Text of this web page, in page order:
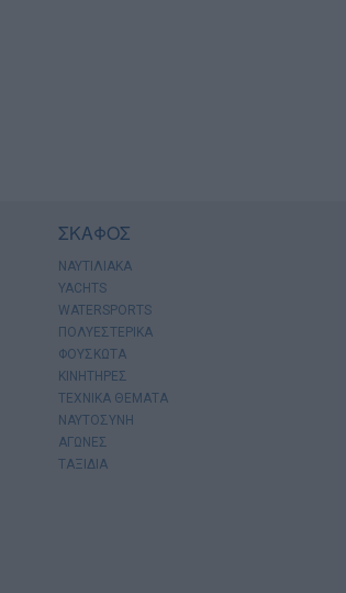
ΣΚΑΦΟΣ
ΝΑΥΤΙΛΙΑΚΑ
YACHTS
WATERSPORTS
ΠΟΛΥΕΣΤΕΡΙΚΑ
ΦΟΥΣΚΩΤΑ
ΚΙΝΗΤΗΡΕΣ
ΤΕΧΝΙΚΑ ΘΕΜΑΤΑ
ΝΑΥΤΟΣΥΝΗ
ΑΓΩΝΕΣ
ΤΑΞΙΔΙΑ